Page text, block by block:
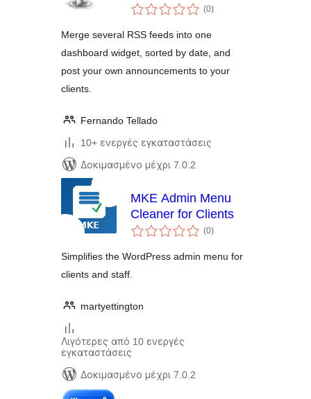
Widget
(0αξιολογήσεις
σύνολο
)
Merge several RSS feeds into one
dashboard widget, sorted by date, and
post your own announcements to your
clients.
Fernando Tellado
10+ ενεργές εγκαταστάσεις
Δοκιμασμένο μέχρι 7.0.2
MKE Admin Menu
Cleaner for Clients
(0αξιολογήσεις
σύνολο
)
Simplifies the WordPress admin menu for
clients and staff.
martyettington
Λιγότερες από 10 ενεργές
εγκαταστάσεις
Δοκιμασμένο μέχρι 7.0.2